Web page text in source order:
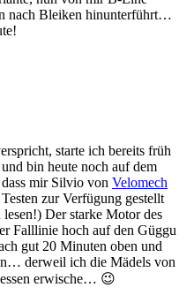
nach Bleiken hinunterführt…
starte ich bereits früh
bin heute noch auf dem
mir Silvio von Velomech
zur Verfügung gestellt
Der starke Motor des
Falllinie hoch auf den Güggu
gut 20 Minuten oben und
derweil ich die Mädels von
erwische… 😉